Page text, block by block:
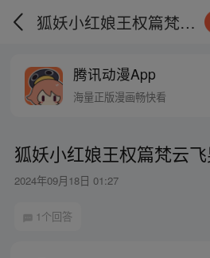
狐妖小红娘王权篇梵云飞男几
腾讯动漫App
海量正版漫画畅快看
狐妖小红娘王权篇梵云
2024年09月18日 01:27
1个回答